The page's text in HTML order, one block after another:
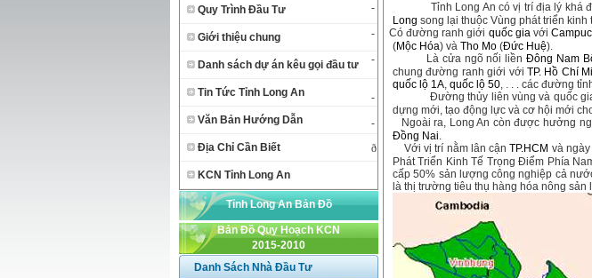
Quy Trình Đầu Tư
Giới thiệu chung
Danh sách dự án kêu gọi đầu tư
Tin Tức Tỉnh Long An
Văn Bản Hướng Dẫn
Địa Chỉ Cần Biết
KCN Tỉnh Long An
Tỉnh Long An Bản Đồ
Bản Đồ Quy Hoạch KCN
2015-2010
Danh Sách Nhà Đầu Tư
- Tỉnh Long An có vị trí địa lý khá
Long song lại thuộc Vùng phát triển
-
Có đường ranh giới quốc giavới
(Mộc Hóa) và Tho Mo (Đức Huệ).
-
Là cửa ngõ nối liềnĐông Nam
chung đường ranh giới vớiTP. Hồ Chí
quốc lộ 1A, quốc lộ 50, . . . các đường
-
Đường thủy liên vùng và quốc
dựng mới, tạo động lực và cơ hội mới
-
Ngoài ra, Long An còn được hưởng
Đồng Nai.
ð
Với vị trí nằm lân cậnTP.HCM và
Phát Triển Kinh Tế Trọng Điểm Phía
cấp 50% sản lượng công nghiệp cả
là thị trường tiêu thụ hàng hóa nông sản